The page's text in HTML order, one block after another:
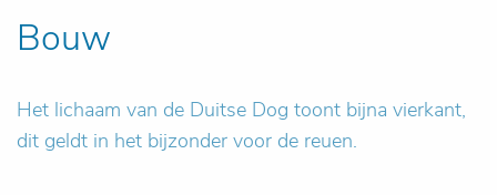
Bouw
Het lichaam van de Duitse Dog toont bijna vierkant,
dit geldt in het bijzonder voor de reuen.